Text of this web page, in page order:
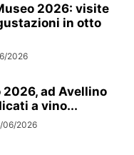
2026: visite
in otto
2026
2026, ad Avellino
a vino...
06/2026